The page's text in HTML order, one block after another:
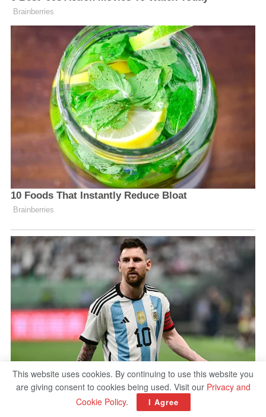
This website uses cookies. By continuing to use this website you
are giving consent to cookies being used. Visit our Privacy and
Cookie Policy. I Agree